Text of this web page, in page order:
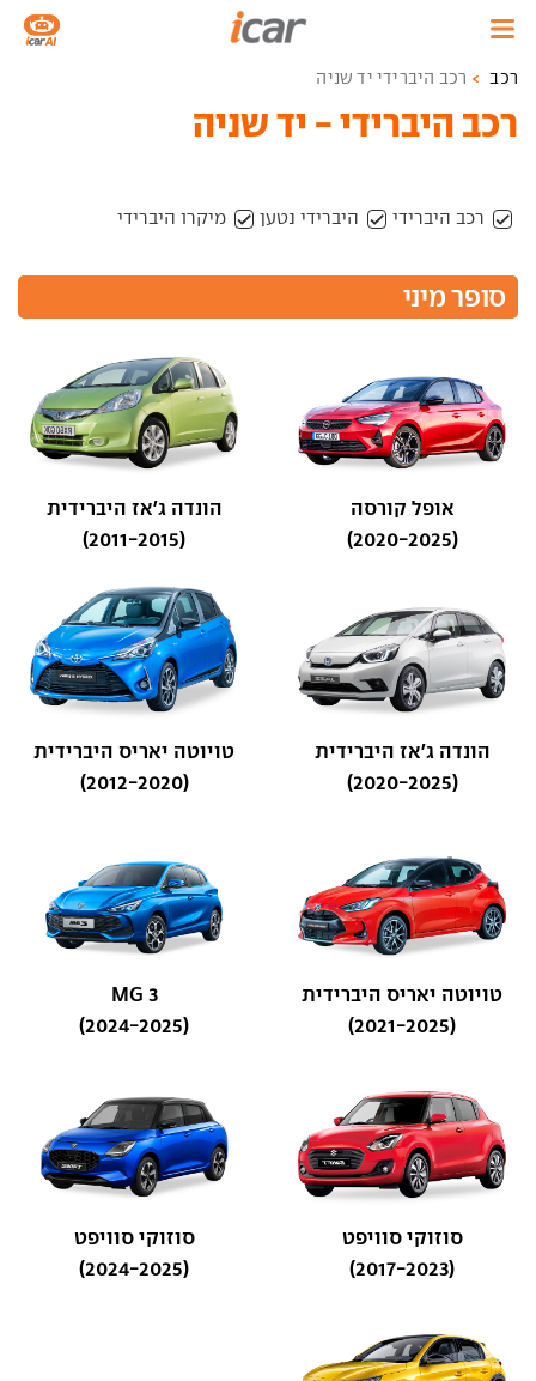
רכב רכב היברידי יד שניה
רכב היברידי - יד שניה
רכב היברידי היברידי נטען מיקרו היברידי
סופר מיני
אופל קורסה
(2020-2025)
הונדה ג'אז היברידית
(2011-2015)
הונדה ג'אז היברידית
(2020-2025)
טויוטה יאריס היברידית
(2012-2020)
טויוטה יאריס היברידית
(2021-2025)
MG 3
(2024-2025)
סוזוקי סוויפט
(2017-2023)
סוזוקי סוויפט
(2024-2025)